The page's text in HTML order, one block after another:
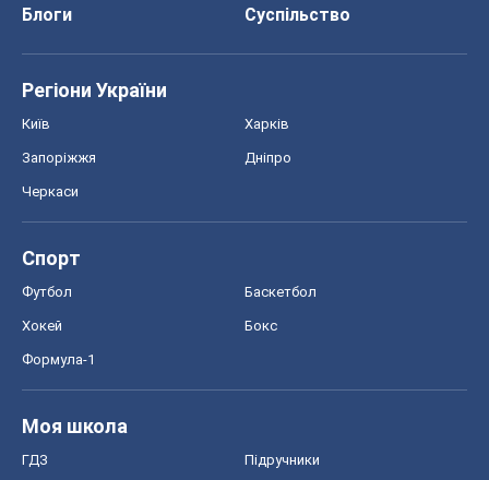
Блоги
Суспільство
Регіони України
Київ Харків
Запоріжжя Дніпро
Черкаси
Спорт
Футбол Баскетбол
Хокей Бокс
Формула-1
Моя школа
ГДЗ Підручники